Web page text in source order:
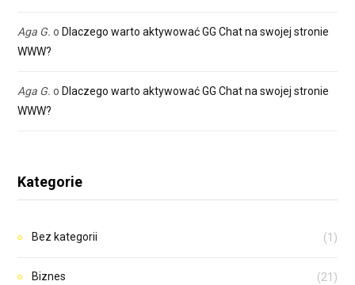
Aga G. o Dlaczego warto aktywować GG Chat na swojej stronie
WWW?
Aga G. o Dlaczego warto aktywować GG Chat na swojej stronie
WWW?
Kategorie
Bez kategorii (1)
Biznes (21)